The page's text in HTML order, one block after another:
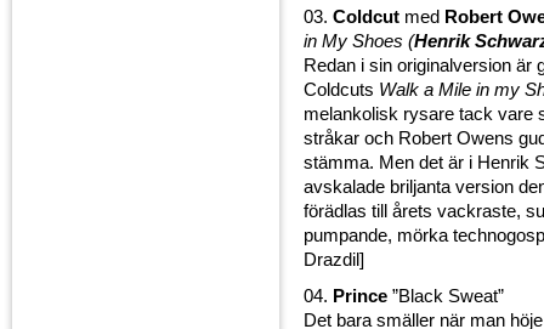
03. Coldcut med Robert
in My Shoes (Henrik
Redan i sin originalversion är
Coldcuts Walk a Mile in my
melankolisk rysare tack vare
stråkar och Robert Owens
stämma. Men det är i Henrik
avskalade briljanta version
förädlas till årets vackraste,
pumpande, mörka
Drazdil]
04. Prince ”Black Sweat”
Det bara smäller när man